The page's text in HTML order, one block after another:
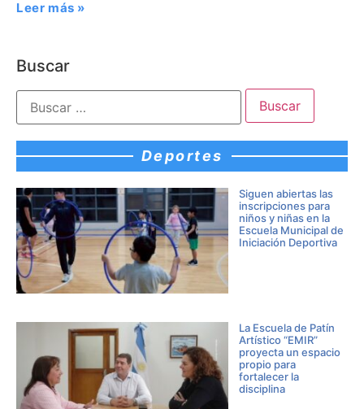
Leer más »
Buscar
Deportes
Siguen abiertas las
inscripciones para
niños y niñas en la
Escuela Municipal de
Iniciación Deportiva
La Escuela de Patín
Artístico “EMIR”
proyecta un espacio
propio para
fortalecer la
disciplina